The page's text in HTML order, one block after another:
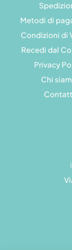
Metodi di
Condizioni di
Recedi dal
Privacy
Chi